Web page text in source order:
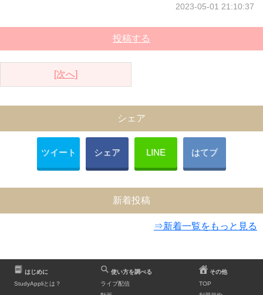
2023-05-01 21:10:37
投稿する
[次へ]
シェア
ツイート シェア LINE はてブ
新着投稿
⇒新着一覧をもっと見る
はじめに
StudyAppliとは？
使い方を調べる
ライブ配信
その他
TOP